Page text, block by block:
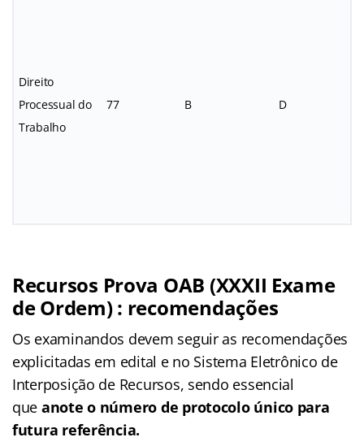
Direito
Processual do
Trabalho
77 B D
Recursos Prova OAB (XXXII Exame
de Ordem) : recomendações
Os examinandos devem seguir as recomendações
explicitadas em edital e no Sistema Eletrônico de
Interposição de Recursos, sendo essencial
que anote o número de protocolo único para
futura referência.